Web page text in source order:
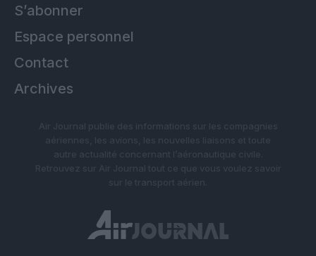
S’abonner
Espace personnel
Contact
Archives